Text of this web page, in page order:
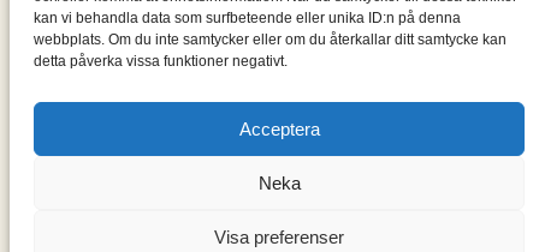
kan vi behandla data som surfbeteende eller unika ID:n på denna
webbplats. Om du inte samtycker eller om du återkallar ditt samtycke kan
detta påverka vissa funktioner negativt.
Acceptera
Neka
Visa preferenser
ö
k
WordPress